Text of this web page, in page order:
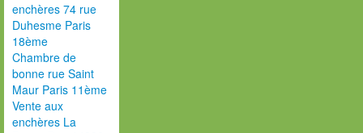
enchères 74 rue
Duhesme Paris
18ème
Chambre de
bonne rue Saint
Maur Paris 11ème
Vente aux
enchères La